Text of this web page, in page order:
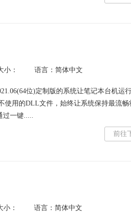
小： 语言：简体中文
位)定制版的系统让笔记本台机运
使用的DLL文件，始终让系统保持最流畅
过一键.....
前往
小： 语言：简体中文